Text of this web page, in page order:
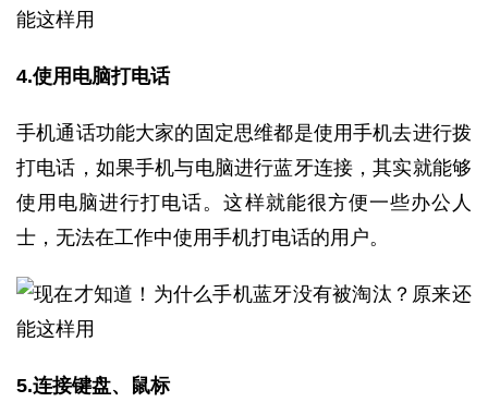
4.使用电脑打电话
手机通话功能大家的固定思维都是使用手机去进行拨
打电话，如果手机与电脑进行蓝牙连接，其实就能够
使用电脑进行打电话。这样就能很方便一些办公人
士，无法在工作中使用手机打电话的用户。
5.连接键盘、鼠标